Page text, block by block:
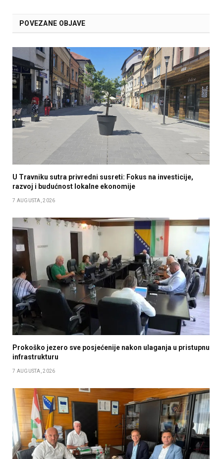
POVEZANE OBJAVE
U Travniku sutra privredni susreti: Fokus na investicije,
razvoj i budućnost lokalne ekonomije
7 AUGUSTA, 2026
Prokoško jezero sve posjećenije nakon ulaganja u pristupnu
infrastrukturu
7 AUGUSTA, 2026